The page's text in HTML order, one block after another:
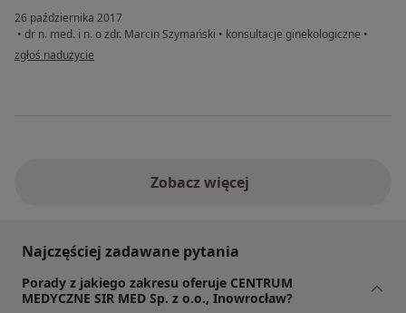
26 października 2017
• dr n. med. i n. o zdr. Marcin Szymański • konsultacje ginekologiczne •
w opinii użytkownika mirka_klimk
zgłoś nadużycie
Zobacz więcej
Najczęściej zadawane pytania
Porady z jakiego zakresu oferuje CENTRUM
MEDYCZNE SIR MED Sp. z o.o., Inowrocław?